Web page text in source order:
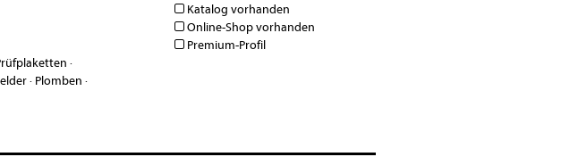
·
· Plomben ·
Katalog vorhanden
Online-Shop vorhanden
Premium-Profil